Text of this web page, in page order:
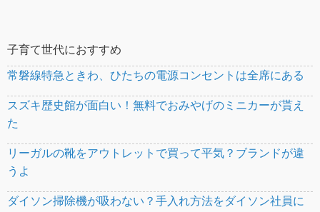
子育て世代におすすめ
常磐線特急ときわ、ひたちの電源コンセントは全席にある
スズキ歴史館が面白い！無料でおみやげのミニカーが貰え
た
リーガルの靴をアウトレットで買って平気？ブランドが違
うよ
ダイソン掃除機が吸わない？手入れ方法をダイソン社員に